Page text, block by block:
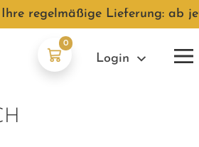
0
Login
regelmäßige Lieferung: ab